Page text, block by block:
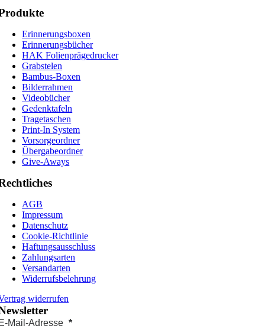
Erinnerungsboxen
Erinnerungsbücher
HAK Folienprägedrucker
Grabstelen
Bambus-Boxen
Bilderrahmen
Videobücher
Gedenktafeln
Tragetaschen
Print-In System
Vorsorgeordner
Übergabeordner
Give-Aways
AGB
Impressum
Datenschutz
Cookie-Richtlinie
Haftungsausschluss
Zahlungsarten
Versandarten
Widerrufsbelehrung
widerrufen
Mail-Adresse